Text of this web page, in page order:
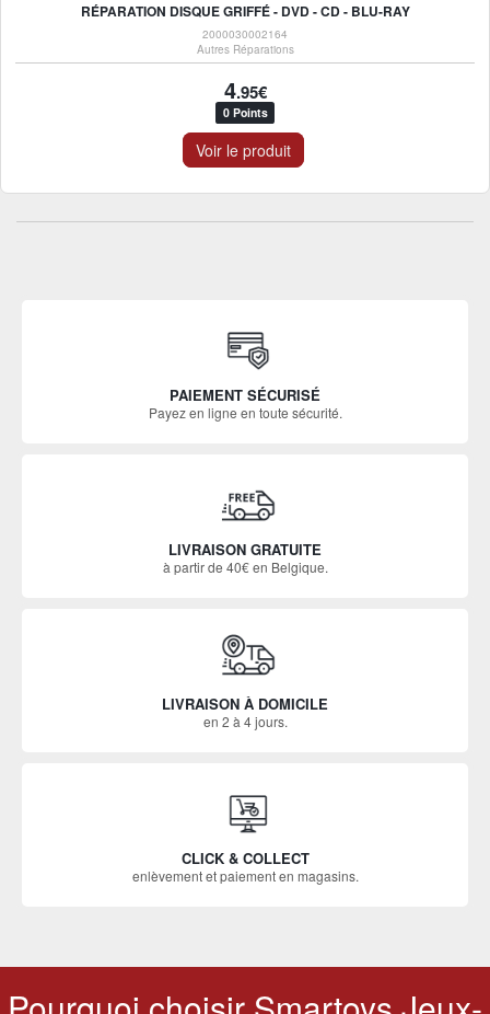
RÉPARATION DISQUE GRIFFÉ - DVD - CD - BLU-RAY
2000030002164
Autres Réparations
4.95€
0 Points
Voir le produit
PAIEMENT SÉCURISÉ
Payez en ligne en toute sécurité.
LIVRAISON GRATUITE
à partir de 40€ en Belgique.
LIVRAISON À DOMICILE
en 2 à 4 jours.
CLICK & COLLECT
enlèvement et paiement en magasins.